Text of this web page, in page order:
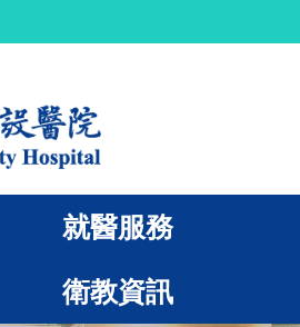
就醫服務
衛教資訊